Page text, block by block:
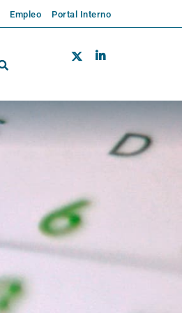
Empleo Portal Interno